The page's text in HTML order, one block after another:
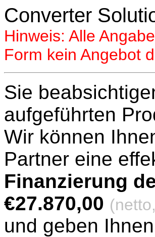
Converter
Hinweis: Alle
Form kein Angebot
Sie
aufgeführten
Wir können
Partner eine
Finanzierung
€27.870,00
und geben